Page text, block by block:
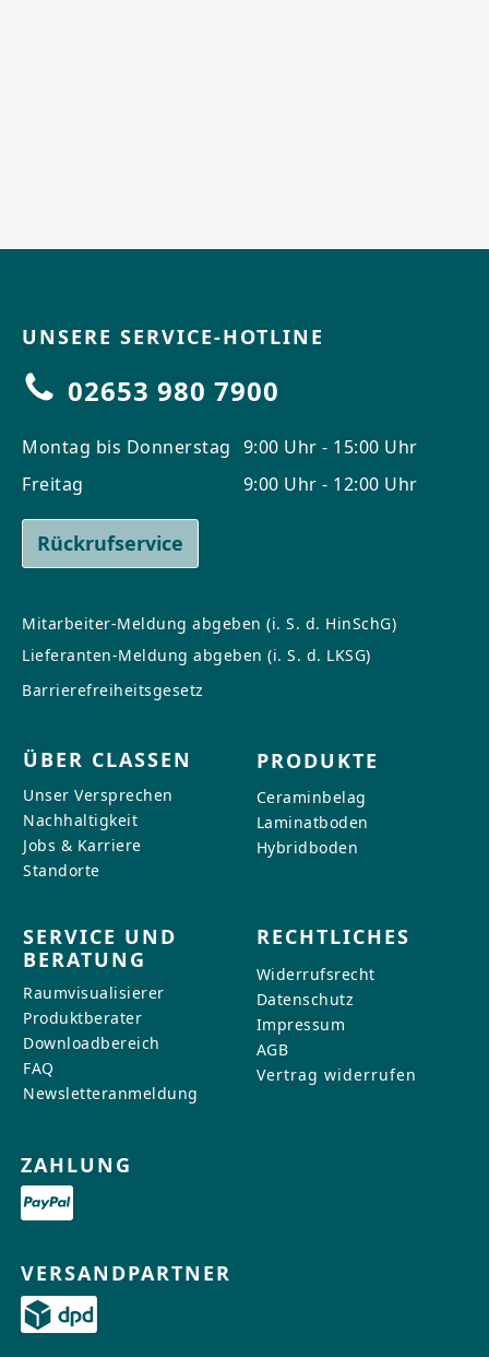
UNSERE SERVICE-HOTLINE
02653 980 7900
Montag bis Donnerstag
Freitag
9:00 Uhr - 15:00 Uhr
9:00 Uhr - 12:00 Uhr
Rückrufservice
Mitarbeiter-Meldung abgeben (i. S. d. HinSchG)
Lieferanten-Meldung abgeben (i. S. d. LKSG)
Barrierefreiheitsgesetz
ÜBER CLASSEN
Unser Versprechen
Nachhaltigkeit
Jobs & Karriere
Standorte
PRODUKTE
Ceraminbelag
Laminatboden
Hybridboden
SERVICE UND
BERATUNG
Raumvisualisierer
Produktberater
Downloadbereich
FAQ
Newsletteranmeldung
RECHTLICHES
Widerrufsrecht
Datenschutz
Impressum
AGB
Vertrag widerrufen
ZAHLUNG
VERSANDPARTNER